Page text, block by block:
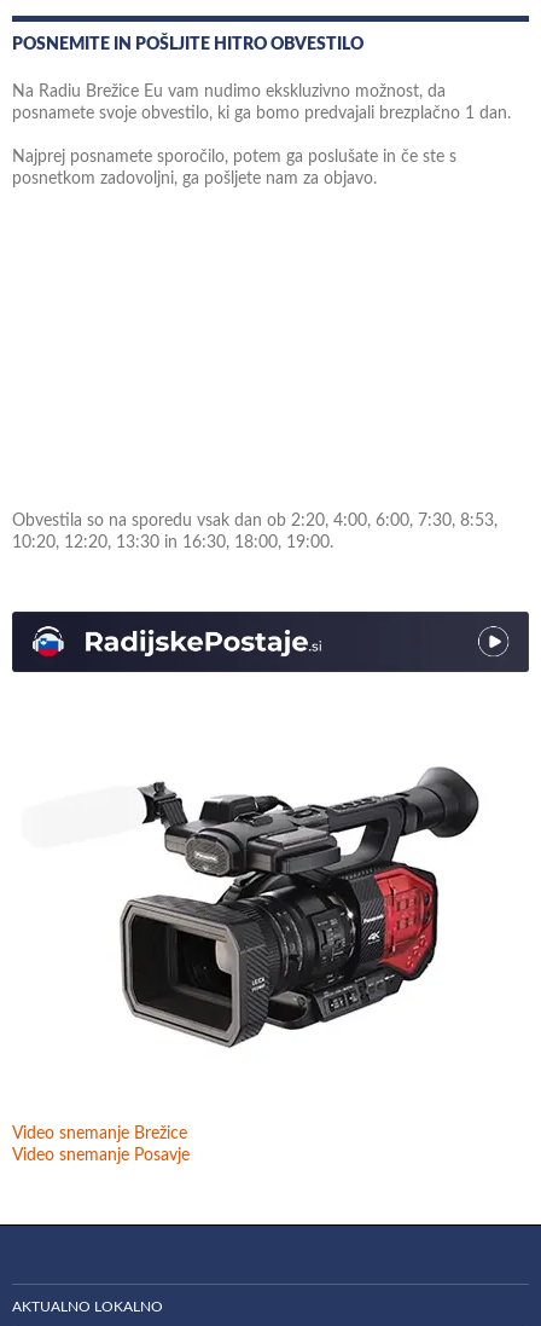
POSNEMITE IN POŠLJITE HITRO OBVESTILO
Na Radiu Brežice Eu vam nudimo ekskluzivno možnost, da
posnamete svoje obvestilo, ki ga bomo predvajali brezplačno 1 dan.
Najprej posnamete sporočilo, potem ga poslušate in če ste s
posnetkom zadovoljni, ga pošljete nam za objavo.
Obvestila so na sporedu vsak dan ob 2:20, 4:00, 6:00, 7:30, 8:53,
10:20, 12:20, 13:30 in 16:30, 18:00, 19:00.
Video snemanje Brežice
Video snemanje Posavje
AKTUALNO LOKALNO